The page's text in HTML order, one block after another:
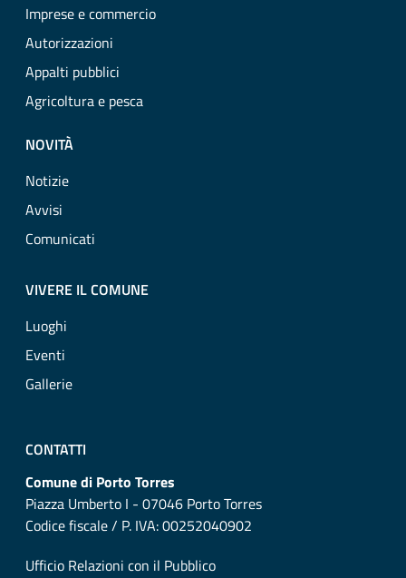
Imprese e commercio
Autorizzazioni
Appalti pubblici
Agricoltura e pesca
NOVITÀ
Notizie
Avvisi
Comunicati
VIVERE IL COMUNE
Luoghi
Eventi
Gallerie
CONTATTI
Comune di Porto Torres
Piazza Umberto I - 07046 Porto Torres
Codice fiscale / P. IVA: 00252040902
Ufficio Relazioni con il Pubblico